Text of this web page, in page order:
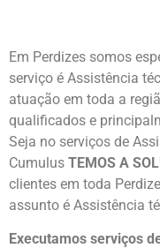
Em Perdizes somos
serviço é Assistência
atuação em toda a
qualificados e
Seja no serviços de
Cumulus TEMOS A
clientes em toda
assunto é Assistência
Executamos serviços